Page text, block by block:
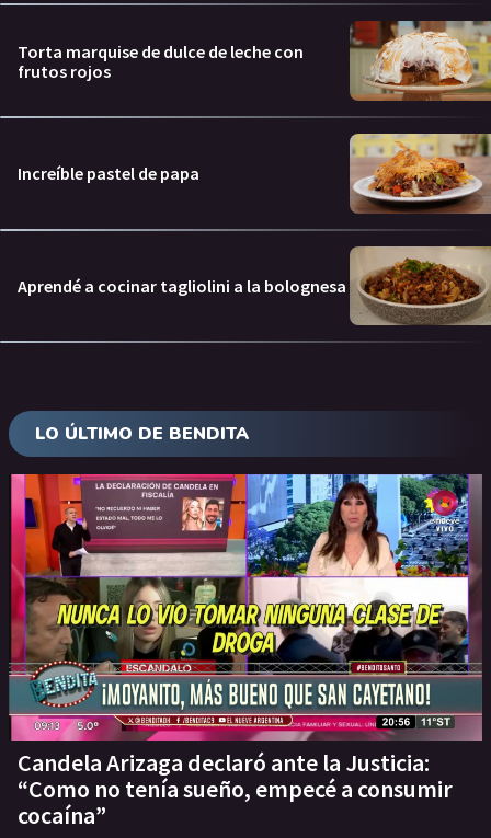
Torta marquise de dulce de leche con
frutos rojos
Increíble pastel de papa
Aprendé a cocinar tagliolini a la bolognesa
LO ÚLTIMO DE BENDITA
Candela Arizaga declaró ante la Justicia:
“Como no tenía sueño, empecé a consumir
cocaína”